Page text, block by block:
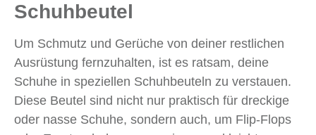
Schuhbeutel
Um Schmutz und Gerüche von deiner restlichen
Ausrüstung fernzuhalten, ist es ratsam, deine
Schuhe in speziellen Schuhbeuteln zu verstauen.
Diese Beutel sind nicht nur praktisch für dreckige
oder nasse Schuhe, sondern auch, um Flip-Flops